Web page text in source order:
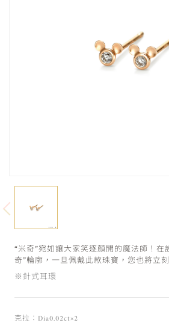
“米奇”宛如讓大家笑逐顏開的魔法師！在
奇”輪廓，一旦佩戴此款珠寶，您也將立
※針式耳環
克拉：Dia0.02ct×2